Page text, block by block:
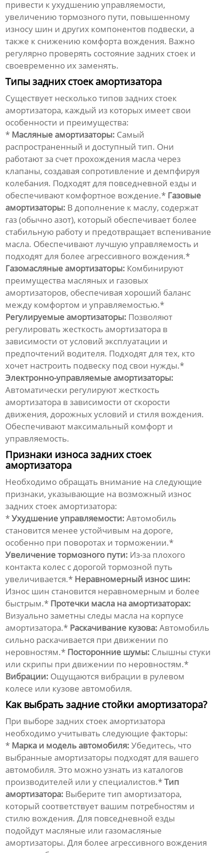
привести к ухудшению управляемости,
увеличению тормозного пути, повышенному
износу шин и других компонентов подвески, а
также к снижению комфорта вождения. Важно
регулярно проверять состояние задних стоек и
своевременно их заменять.
Типы задних стоек амортизатора
Существует несколько типовзадних стоек
амортизатора, каждый из которых имеет свои
особенности и преимущества:
* Масляные амортизаторы: Самый
распространенный и доступный тип. Они
работают за счет прохождения масла через
клапаны, создавая сопротивление и демпфируя
колебания. Подходят для повседневной езды и
обеспечивают комфортное вождение.* Газовые
амортизаторы: В дополнение к маслу, содержат
газ (обычно азот), который обеспечивает более
стабильную работу и предотвращает вспенивание
масла. Обеспечивают лучшую управляемость и
подходят для более агрессивного вождения.*
Газомасляные амортизаторы: Комбинируют
преимущества масляных и газовых
амортизаторов, обеспечивая хороший баланс
между комфортом и управляемостью.*
Регулируемые амортизаторы: Позволяют
регулировать жесткость амортизатора в
зависимости от условий эксплуатации и
предпочтений водителя. Подходят для тех, кто
хочет настроить подвеску под свои нужды.*
Электронно-управляемые амортизаторы:
Автоматически регулируют жесткость
амортизатора в зависимости от скорости
движения, дорожных условий и стиля вождения.
Обеспечивают максимальный комфорт и
управляемость.
Признаки износа задних стоек
амортизатора
Необходимо обращать внимание на следующие
признаки, указывающие на возможный износ
задних стоек амортизатора:
*Ухудшение управляемости: Автомобиль
становится менее устойчивым на дороге,
особенно при поворотах и торможении.*
Увеличение тормозного пути: Из-за плохого
контакта колес с дорогой тормозной путь
увеличивается.* Неравномерный износ шин:
Износ шин становится неравномерным и более
быстрым.* Протечки масла на амортизаторах:
Визуально заметны следы масла на корпусе
амортизатора.* Раскачивание кузова: Автомобиль
сильно раскачивается при движении по
неровностям.* Посторонние шумы: Слышны стуки
или скрипы при движении по неровностям.*
Вибрации: Ощущаются вибрации в рулевом
колесе или кузове автомобиля.
Как выбрать задние стойки амортизатора?
При выборезадних стоек амортизатора
необходимо учитывать следующие факторы:
* Марка и модель автомобиля: Убедитесь, что
выбранные амортизаторы подходят для вашего
автомобиля. Это можно узнать из каталогов
производителей или у специалистов.*Тип
амортизатора: Выберите тип амортизатора,
который соответствует вашим потребностям и
стилю вождения. Для повседневной езды
подойдут масляные или газомасляные
амортизаторы. Для более агрессивного вождения